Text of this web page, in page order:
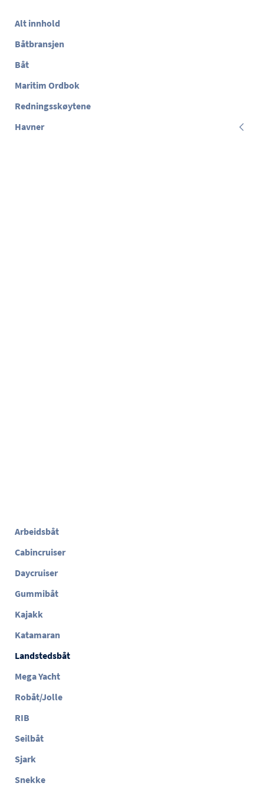
Alt innhold
Båtbransjen
Båt
Maritim Ordbok
Redningsskøytene
Havner
Arbeidsbåt
Cabincruiser
Daycruiser
Gummibåt
Kajakk
Katamaran
Landstedsbåt
Mega Yacht
Robåt/Jolle
RIB
Seilbåt
Sjark
Snekke